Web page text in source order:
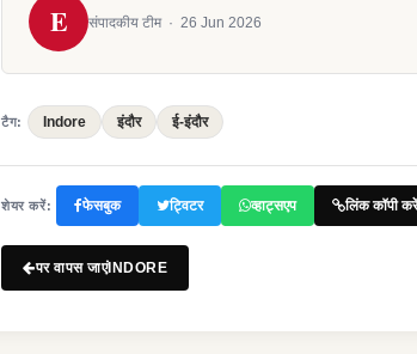
E संपादकीय टीम · 26 Jun 2026
टैग: Indore इंदौर ई-इंदौर
शेयर करें: फेसबुक ट्विटर व्हाट्सएप लिंक कॉपी
पर वापस जाएंINDORE